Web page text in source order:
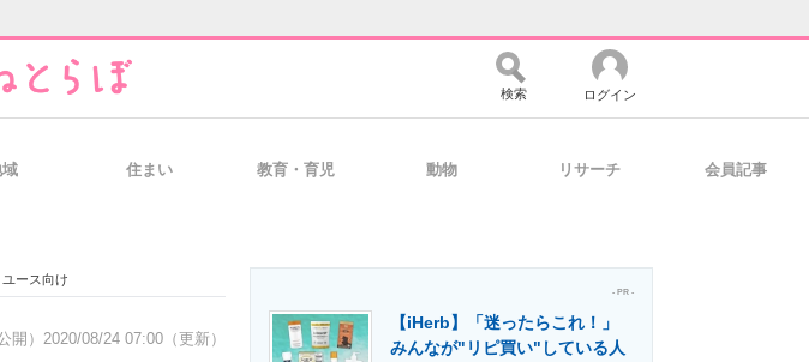
経営リーダーのコミュニティ マーケ×ITの今がよく分かる
検索 ログイン
住まい 教育・育児 動物 リサーチ 会員記事
ース向け
開） 2020/08/24 07:00（更新）
- PR -
【iHerb】「迷ったらこれ！」
みんなが"リピ買い"している人